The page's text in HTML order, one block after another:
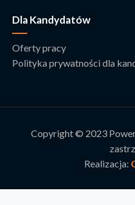
Dla Kandydatów
Oferty pracy
Polityka prywatności dla
Copyright © 2023
Realizacja: